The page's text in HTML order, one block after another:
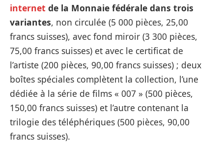
internet de la Monnaie fédérale dans trois
variantes, non circulée (5 000 pièces, 25,00
francs suisses), avec fond miroir (3 300 pièces,
75,00 francs suisses) et avec le certificat de
l’artiste (200 pièces, 90,00 francs suisses) ; deux
boîtes spéciales complètent la collection, l’une
dédiée à la série de films « 007 » (500 pièces,
150,00 francs suisses) et l’autre contenant la
trilogie des téléphériques (500 pièces, 90,00
francs suisses).